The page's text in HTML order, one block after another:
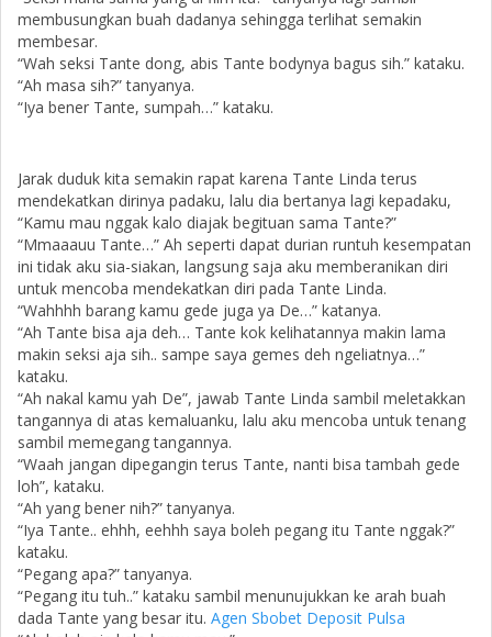
membusungkan buah dadanya sehingga terlihat semakin
membesar.
“Wah seksi Tante dong, abis Tante bodynya bagus sih.” kataku.
“Ah masa sih?” tanyanya.
“Iya bener Tante, sumpah…” kataku.
Jarak duduk kita semakin rapat karena Tante Linda terus
mendekatkan dirinya padaku, lalu dia bertanya lagi kepadaku,
“Kamu mau nggak kalo diajak begituan sama Tante?”
“Mmaaauu Tante…” Ah seperti dapat durian runtuh kesempatan
ini tidak aku sia-siakan, langsung saja aku memberanikan diri
untuk mencoba mendekatkan diri pada Tante Linda.
“Wahhhh barang kamu gede juga ya De…” katanya.
“Ah Tante bisa aja deh… Tante kok kelihatannya makin lama
makin seksi aja sih.. sampe saya gemes deh ngeliatnya…”
kataku.
“Ah nakal kamu yah De”, jawab Tante Linda sambil meletakkan
tangannya di atas kemaluanku, lalu aku mencoba untuk tenang
sambil memegang tangannya.
“Waah jangan dipegangin terus Tante, nanti bisa tambah gede
loh”, kataku.
“Ah yang bener nih?” tanyanya.
“Iya Tante.. ehhh, eehhh saya boleh pegang itu Tante nggak?”
kataku.
“Pegang apa?” tanyanya.
“Pegang itu tuh..” kataku sambil menunujukkan ke arah buah
dada Tante yang besar itu. Agen Sbobet Deposit Pulsa